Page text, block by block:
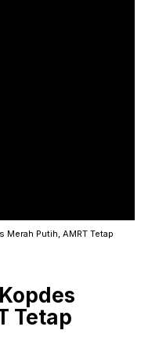
Merah Putih, AMRT Tetap
Tetap